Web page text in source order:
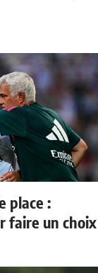
place :
faire un choix